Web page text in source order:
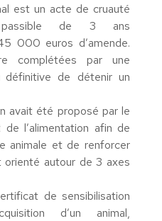
est un acte de cruauté
de 3 ans
000 euros d’amende.
complétées par une
définitive de détenir un
avait été proposé par le
l’alimentation afin de
animale et de renforcer
orienté autour de 3 axes
de sensibilisation
d’un animal,